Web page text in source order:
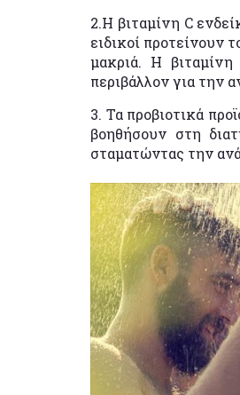
2.Η βιταμίνη C
ειδικοί προτείνουν
μακριά. Η
περιβάλλον για την
3. Τα προβιοτικά
βοηθήσουν στη
σταματώντας την